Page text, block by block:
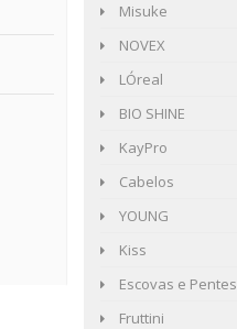
Misuke
NOVEX
LÓreal
BIO SHINE
KayPro
Cabelos
YOUNG
Kiss
Escovas e Pentes
Fruttini